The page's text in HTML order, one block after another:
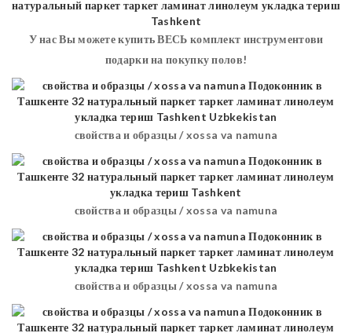
У нас Вы можете купить ВЕСЬ комплект инструментови
подарки на покупку полов!
свойства и образцы / xossa va namuna
свойства и образцы / xossa va namuna
свойства и образцы / xossa va namuna